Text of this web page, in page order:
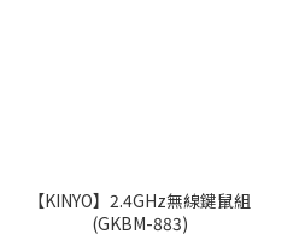
【KINYO】2.4GHz無線鍵鼠組
(GKBM-883)